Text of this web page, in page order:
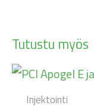
Tutustu myös
Injektointi